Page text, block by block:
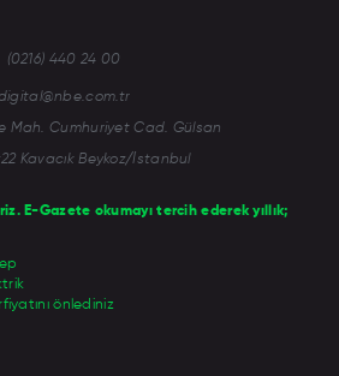
E-Gazete okumayı tercih ederek yıllık;
önlediniz
(0216) 440 24 00
Mah. Cumhuriyet Cad. Gülsan
Kavacık Beykoz/İstanbul